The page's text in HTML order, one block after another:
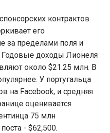
контрактов
его
за пределами поля и
Годовые доходы Лионеля
около $21.25 млн. В
У португальца
на Facebook, и средняя
оценивается
75 млн
- $62,500.